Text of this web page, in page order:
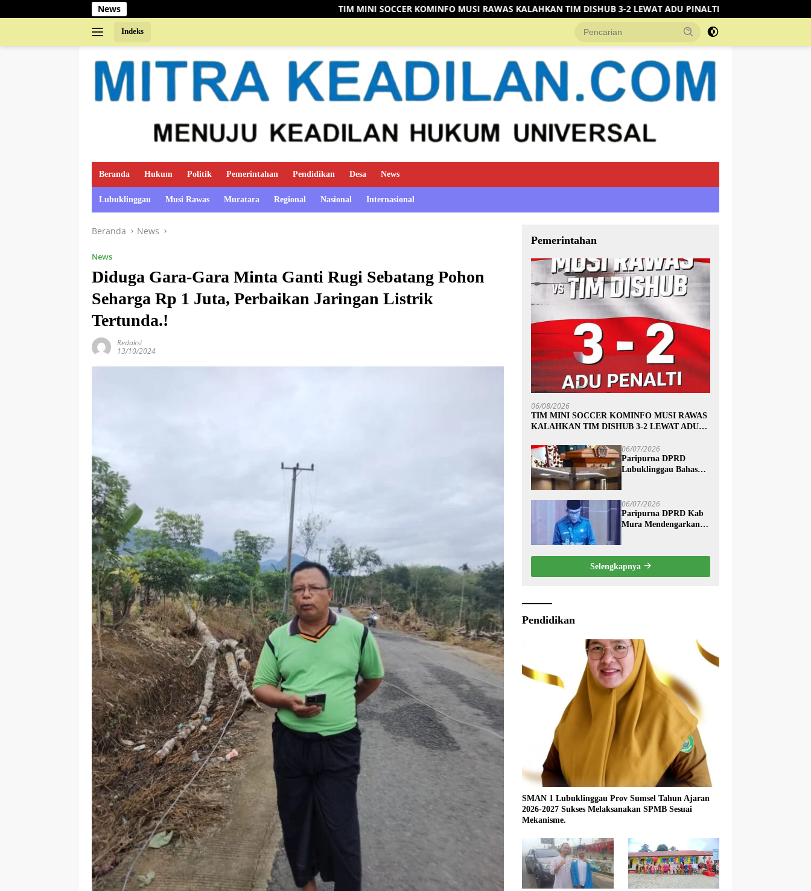
ke
News TIM MINI SOCCER KOMINFO MUSI RAWAS KALAHKAN TIM DISHUB 3-2 LEWAT ADU PINALTI DPRD Muratara Gelar Paripurna PAW, Tuti
Indeks
Beranda Hukum Politik Pemerintahan Pendidikan Desa News
Lubuklinggau Musi Rawas Muratara Regional Nasional Internasional
Beranda News
News
Diduga Gara-Gara Minta Ganti Rugi Sebatang Pohon
Seharga Rp 1 Juta, Perbaikan Jaringan Listrik
Tertunda.!
Redaksi
13/10/2024
Pemerintahan
06/08/2026
TIM MINI SOCCER KOMINFO MUSI RAWAS
KALAHKAN TIM DISHUB 3-2 LEWAT ADU
06/07/2026
Paripurna DPRD
Lubuklinggau Bahas
Sampaikan Jawaban
Eksekutif
06/07/2026
Paripurna DPRD Kab
Mura Mendengarkan
Raperda Tentang
Pertanggungjawaban
APBD Kabupaten Musi
Selengkapnya
Pendidikan
SMAN 1 Lubuklinggau Prov Sumsel Tahun Ajaran
2026-2027 Sukses Melaksanakan SPMB Sesuai
Mekanisme.